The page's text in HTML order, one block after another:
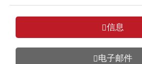
信息
电子邮件